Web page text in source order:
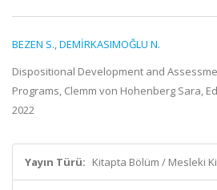
BEZEN S.,DEMİRKASIMOĞLU N.
Dispositional Development and
Programs, Clemm von Hohenberg Sara,
2022
Yayın Türü: Kitapta Bölüm / Mesleki